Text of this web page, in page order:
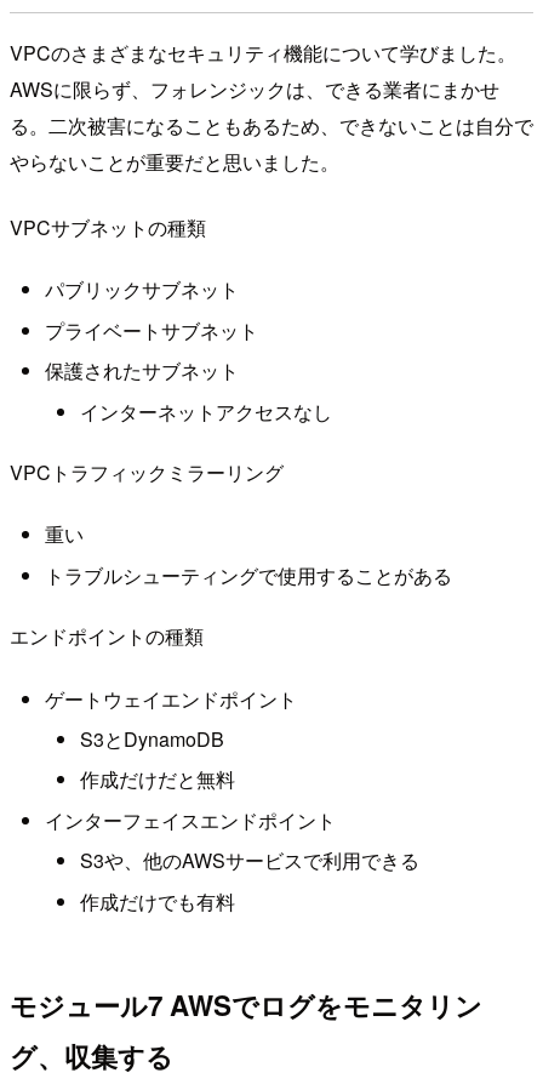
VPCのさまざまなセキュリティ機能について学びました。
AWSに限らず、フォレンジックは、できる業者にまかせ
る。二次被害になることもあるため、できないことは自分で
やらないことが重要だと思いました。
VPCサブネットの種類
パブリックサブネット
プライベートサブネット
保護されたサブネット
インターネットアクセスなし
VPCトラフィックミラーリング
重い
トラブルシューティングで使用することがある
エンドポイントの種類
ゲートウェイエンドポイント
S3とDynamoDB
作成だけだと無料
インターフェイスエンドポイント
S3や、他のAWSサービスで利用できる
作成だけでも有料
モジュール7 AWSでログをモニタリン
グ、収集する